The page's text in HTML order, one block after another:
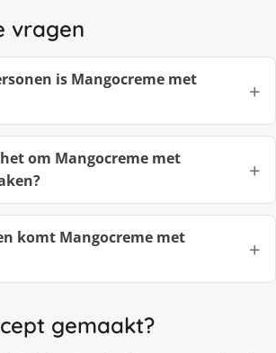
vragen
is Mangocreme met
om Mangocreme met
komt Mangocreme met
gemaakt?